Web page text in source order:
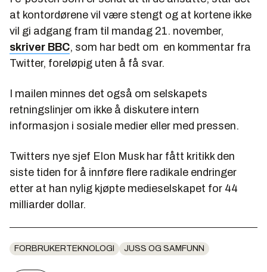
at kontordørene vil være stengt og at kortene ikke
vil gi adgang fram til mandag 21. november,
skriver BBC, som har bedt om en kommentar fra
Twitter, foreløpig uten å få svar.
I mailen minnes det også om selskapets
retningslinjer om ikke å diskutere intern
informasjon i sosiale medier eller med pressen.
Twitters nye sjef Elon Musk har fått kritikk den
siste tiden for å innføre flere radikale endringer
etter at han nylig kjøpte medieselskapet for 44
milliarder dollar.
FORBRUKERTEKNOLOGI JUSS OG SAMFUNN